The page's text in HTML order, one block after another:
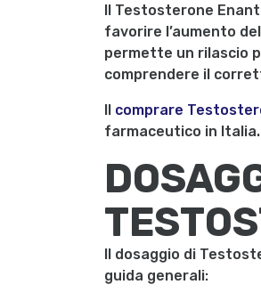
Il Testosterone
favorire l’aumento
permette un rilascio
comprendere il
Il comprare
farmaceutico in Italia.
Il dosaggio di
guida generali: